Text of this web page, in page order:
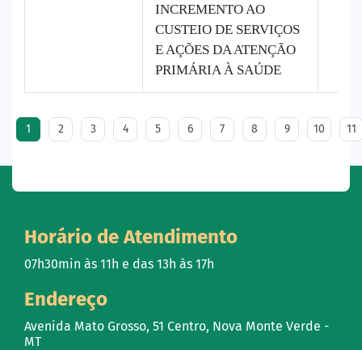
INCREMENTO AO
CUSTEIO DE SERVIÇOS
E AÇÕES DA ATENÇÃO
PRIMÁRIA À SAÚDE
1 2 3 4 5 6 7 8 9 10 11
Horário de Atendimento
07h30min às 11h e das 13h às 17h
Endereço
Avenida Mato Grosso, 51 Centro, Nova Monte Verde -
MT